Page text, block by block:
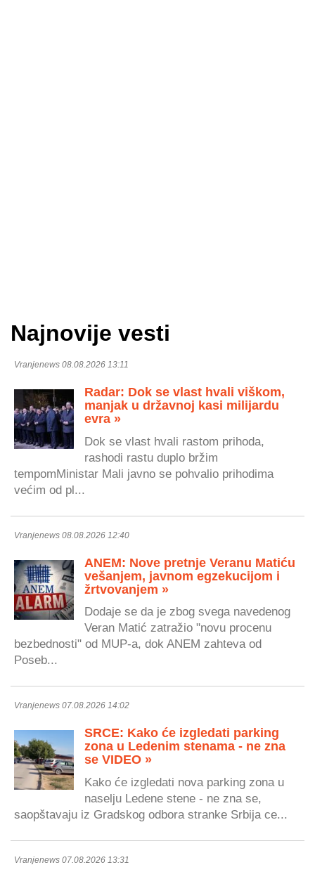
Najnovije vesti
Vranjenews 08.08.2026 13:11
Radar: Dok se vlast hvali viškom,
manjak u državnoj kasi milijardu
evra »
Dok se vlast hvali rastom prihoda,
rashodi rastu duplo bržim
tempomMinistar Mali javno se pohvalio prihodima
većim od pl...
Vranjenews 08.08.2026 12:40
ANEM: Nove pretnje Veranu Matiću
vešanjem, javnom egzekucijom i
žrtvovanjem »
Dodaje se da je zbog svega navedenog
Veran Matić zatražio "novu procenu
bezbednosti" od MUP-a, dok ANEM zahteva od
Poseb...
Vranjenews 07.08.2026 14:02
SRCE: Kako će izgledati parking
zona u Ledenim stenama - ne zna
se VIDEO »
Kako će izgledati nova parking zona u
naselju Ledene stene - ne zna se,
saopštavaju iz Gradskog odbora stranke Srbija ce...
Vranjenews 07.08.2026 13:31